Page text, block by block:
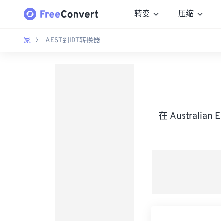
转变 压缩
家 AEST到IDT转换器
在 Australian